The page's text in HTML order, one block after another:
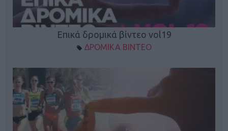
Επικά δρομικά βίντεο vol19
ΔΡΟΜΙΚΑ ΒΙΝΤΕΟ